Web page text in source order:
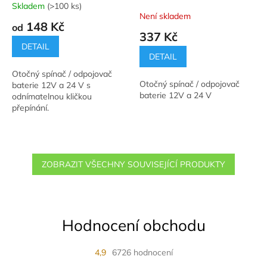
Průměrné
produktu
5,0
5
hvězdiček.
Skladem (>100 ks)
od 148 Kč
DETAIL
Otočný spínač / odpojovač
baterie 12V a 24 V s
odnímatelnou kličkou
přepínání.
Není skladem
337 Kč
DETAIL
Otočný spínač / odpojovač
baterie 12V a 24 V
ZOBRAZIT VŠECHNY SOUVISEJÍCÍ PRODUKTY
Hodnocení obchodu
4,9 6726 hodnocení